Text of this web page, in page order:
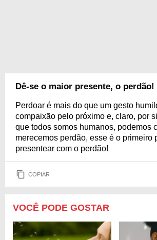
Dê-se o maior presente, o perdão!
Perdoar é mais do que um gesto
compaixão pelo próximo e, claro, por
que todos somos humanos, podemos
merecemos perdão, esse é o primeiro
presentear com o perdão!
COPIAR
VOCÊ PODE GOSTAR